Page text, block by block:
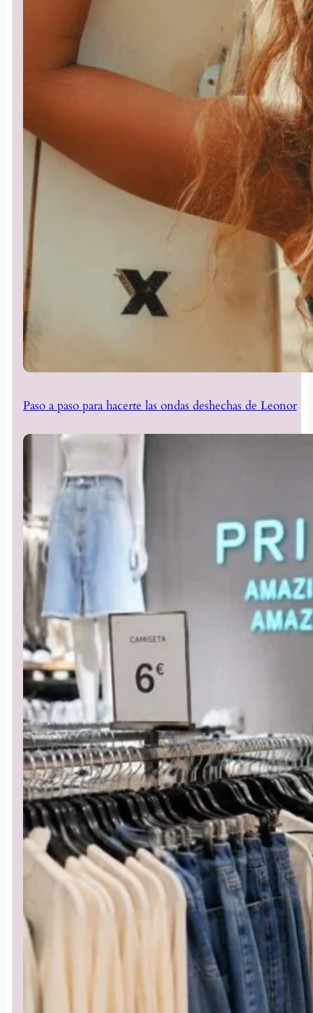
Paso a paso para hacerte las ondas deshechas de Leonor